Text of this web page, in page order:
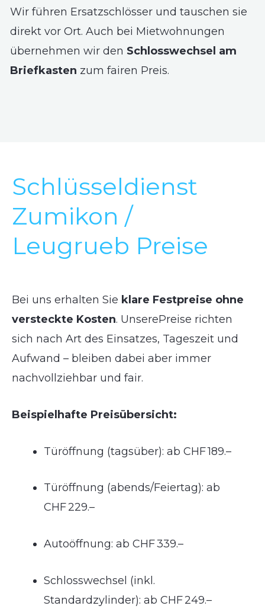
Wir führen Ersatzschlösser und tauschen sie
direkt vor Ort. Auch bei Mietwohnungen
übernehmen wir den Schlosswechsel am
Briefkasten zum fairen Preis.
Schlüsseldienst
Zumikon /
Leugrueb Preise
Bei uns erhalten Sie klare Festpreise ohne
versteckte Kosten. UnserePreise richten
sich nach Art des Einsatzes, Tageszeit und
Aufwand – bleiben dabei aber immer
nachvollziehbar und fair.
Beispielhafte Preisübersicht:
Türöffnung (tagsüber): ab CHF 189.–
Türöffnung (abends/Feiertag): ab
CHF 229.–
Autoöffnung: ab CHF 339.–
Schlosswechsel (inkl.
Standardzylinder): ab CHF 249.–